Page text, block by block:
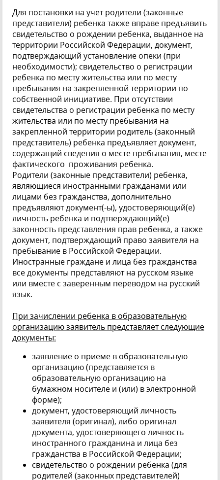
Для постановки на учет родители (законные
представители) ребенка также вправе предъявить
свидетельство о рождении ребенка, выданное на
территории Российской Федерации, документ,
подтверждающий установление опеки (при
необходимости); свидетельство о регистрации
ребенка по месту жительства или по месту
пребывания на закрепленной территории по
собственной инициативе. При отсутствии
свидетельства о регистрации ребенка по месту
жительства или по месту пребывания на
закрепленной территории родитель (законный
представитель) ребенка предъявляет документ,
содержащий сведения о месте пребывания, месте
фактического проживания ребенка.
Родители (законные представители) ребенка,
являющиеся иностранными гражданами или
лицами без гражданства, дополнительно
предъявляют документ(-ы), удостоверяющий(е)
личность ребенка и подтверждающий(е)
законность представления прав ребенка, а также
документ, подтверждающий право заявителя на
пребывание в Российской Федерации.
Иностранные граждане и лица без гражданства
все документы представляют на русском языке
или вместе с заверенным переводом на русский
язык.
При зачислении ребенка в образовательную
организацию заявитель представляет следующие
документы:
заявление о приеме в образовательную
организацию (представляется в
образовательную организацию на
бумажном носителе и (или) в электронной
форме);
документ, удостоверяющий личность
заявителя (оригинал), либо оригинал
документа, удостоверяющего личность
иностранного гражданина и лица без
гражданства в Российской Федерации;
свидетельство о рождении ребенка (для
родителей (законных представителей)